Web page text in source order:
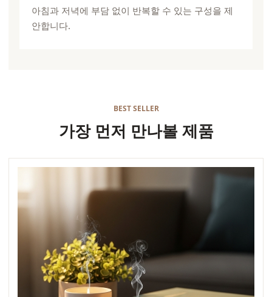
아침과 저녁에 부담 없이 반복할 수 있는 구성을 제
안합니다.
BEST SELLER
가장 먼저 만나볼 제품